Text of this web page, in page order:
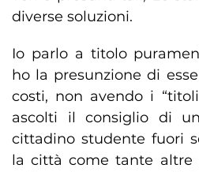
diverse soluzioni.
Io parlo a titolo
ho la presunzione di
costi, non avendo i
ascolti il consiglio di
cittadino studente fuori
la città come tante altre